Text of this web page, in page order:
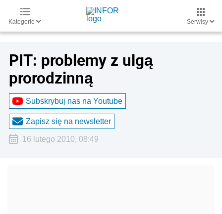
Kategorie Serwisy
PIT: problemy z ulgą
prorodzinną
Subskrybuj nas na Youtube
Zapisz się na newsletter
16 lutego 2010, 08:49